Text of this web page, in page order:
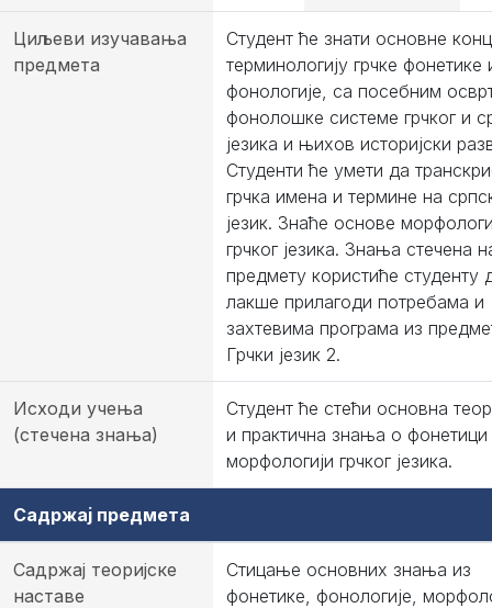
Циљеви изучавања
предмета
Студент ће знати основне
терминологију грчке фонетике
фонологије, са посебним
фонолошке системе грчког и
језика и њихов историјски
Студенти ће умети да
грчка имена и термине на
језик. Знаће основе
грчког језика. Знања стечена
предмету користиће студенту
лакше прилагоди потребама и
захтевима програма из
Грчки језик 2.
Исходи учења
(стечена знања)
Студент ће стећи основна
и практична знања о фонетици
морфологији грчког језика.
Садржај предмета
Садржај теоријске
наставе
Стицање основних знања из
фонетике, фонологије,